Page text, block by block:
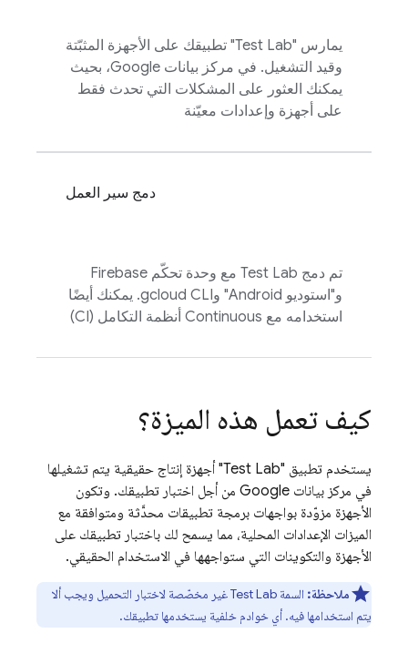
يمارس "Test Lab" تطبيقك على الأجهزة المثبّتة
وقيد التشغيل. في مركز بيانات Google، بحيث
يمكنك العثور على المشكلات التي تحدث فقط
على أجهزة وإعدادات معيّنة
دمج سير العمل
تم دمج Test Lab مع وحدة تحكّم Firebase
و"استوديو Android" وgcloud CLI. يمكنك أيضًا
استخدامه مع Continuous أنظمة التكامل (CI)
كيف تعمل هذه الميزة؟
يستخدم تطبيق "Test Lab" أجهزة إنتاج حقيقية يتم تشغيلها
في مركز بيانات Google من أجل اختبار تطبيقك. وتكون
الأجهزة مزوّدة بواجهات برمجة تطبيقات محدَّثة ومتوافقة مع
الميزات الإعدادات المحلية، مما يسمح لك باختبار تطبيقك على
الأجهزة والتكوينات التي ستواجهها في الاستخدام الحقيقي.
ملاحظة: السمة Test Labغير مخصّصة لاختبار التحميل ويجب ألا
يتم استخدامها فيه. أي خوادم خلفية يستخدمها تطبيقك.